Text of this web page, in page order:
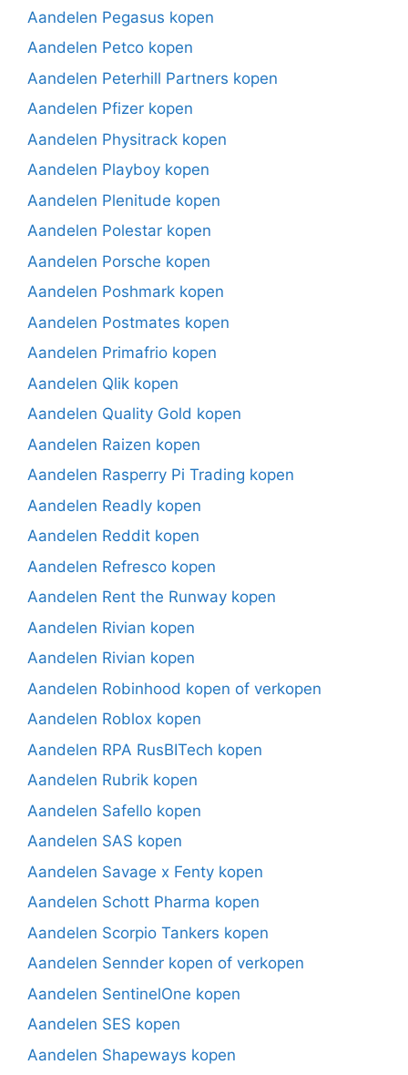
Aandelen Pegasus kopen
Aandelen Petco kopen
Aandelen Peterhill Partners kopen
Aandelen Pfizer kopen
Aandelen Physitrack kopen
Aandelen Playboy kopen
Aandelen Plenitude kopen
Aandelen Polestar kopen
Aandelen Porsche kopen
Aandelen Poshmark kopen
Aandelen Postmates kopen
Aandelen Primafrio kopen
Aandelen Qlik kopen
Aandelen Quality Gold kopen
Aandelen Raizen kopen
Aandelen Rasperry Pi Trading kopen
Aandelen Readly kopen
Aandelen Reddit kopen
Aandelen Refresco kopen
Aandelen Rent the Runway kopen
Aandelen Rivian kopen
Aandelen Rivian kopen
Aandelen Robinhood kopen of verkopen
Aandelen Roblox kopen
Aandelen RPA RusBITech kopen
Aandelen Rubrik kopen
Aandelen Safello kopen
Aandelen SAS kopen
Aandelen Savage x Fenty kopen
Aandelen Schott Pharma kopen
Aandelen Scorpio Tankers kopen
Aandelen Sennder kopen of verkopen
Aandelen SentinelOne kopen
Aandelen SES kopen
Aandelen Shapeways kopen